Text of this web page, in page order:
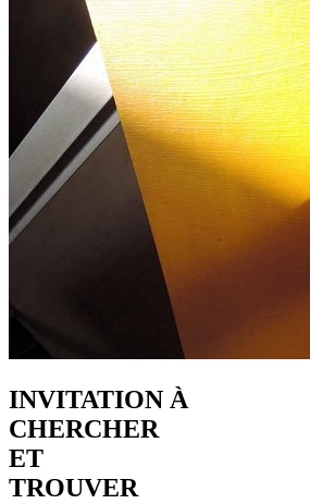
INVITATION À
CHERCHER
ET
TROUVER